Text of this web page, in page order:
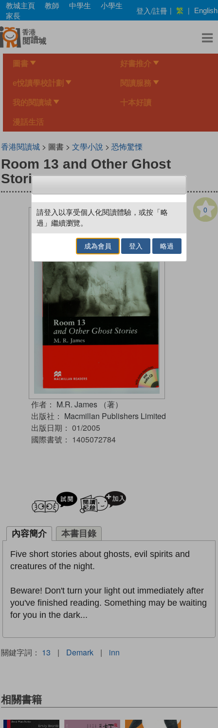
Skip
main
content
教城主頁 教師 中學生
小學生
家長
登入/註冊 | 繁 | English
圖書 好書推介
e悅讀學校計劃 閱讀服務
我的閱讀城 十本好讀
漫話生活
香港閱讀城> 圖書 > 文學小說 > 恐怖驚慄
Room 13 and Other Ghost
Stories
0
作者： M.R. James （著）
出版社： Macmillan Publishers Limited
出版日期： 01/2005
國際書號： 1405072784
試閲
內容簡介 本書目錄
Five short stories about ghosts, evil spirits and
creatures of the night.
Beware! Don't turn your light out immediately after
you've finished reading. Something may be waiting
for you in the dark...
關鍵字詞： 13 | Demark | inn
相關書籍
請登入以享受個人化閱讀體驗，或按「略
過」繼續瀏覽。
成為會員 登入 略過